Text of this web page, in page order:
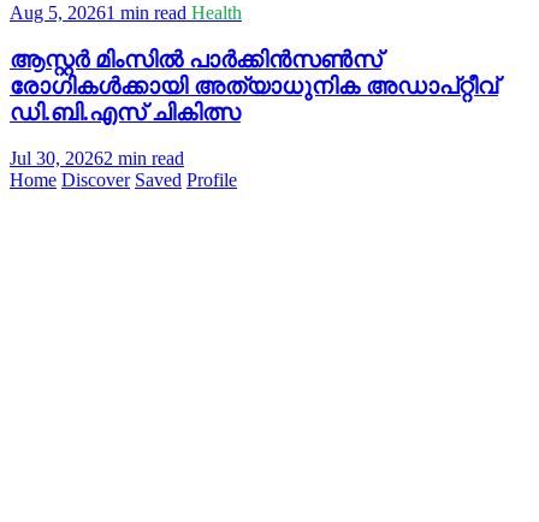
Aug 5, 20261 min read Health
ആസ്റ്റർ മിംസിൽ പാർക്കിൻസൺസ്
രോഗികൾക്കായി അത്യാധുനിക അഡാപ്റ്റീവ്
ഡി.ബി.എസ് ചികിത്സ
Jul 30, 20262 min read
Home Discover Saved Profile